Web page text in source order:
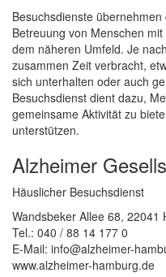
Besuchsdienste
Betreuung von Menschen
dem näheren Umfeld. Je
zusammen Zeit verbracht,
sich unterhalten oder auch
Besuchsdienst dient dazu,
gemeinsame Aktivität zu
unterstützen.
Alzheimer
Häuslicher Besuchsdienst
Wandsbeker Allee 68, 22041
Tel.: 040 / 88 14 177 0
E-Mail: info@alzheimer-
www.alzheimer-hamburg.de